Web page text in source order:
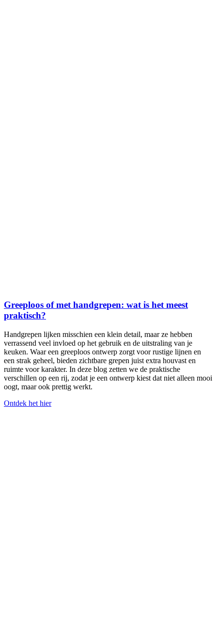
Greeploos of met handgrepen: wat is het meest
praktisch?
Handgrepen lijken misschien een klein detail, maar ze hebben
verrassend veel invloed op het gebruik en de uitstraling van je
keuken. Waar een greeploos ontwerp zorgt voor rustige lijnen en
een strak geheel, bieden zichtbare grepen juist extra houvast en
ruimte voor karakter. In deze blog zetten we de praktische
verschillen op een rij, zodat je een ontwerp kiest dat niet alleen mooi
oogt, maar ook prettig werkt.
Ontdek het hier